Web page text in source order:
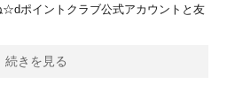
ポイントクラブ公式アカウントと友
続きを見る